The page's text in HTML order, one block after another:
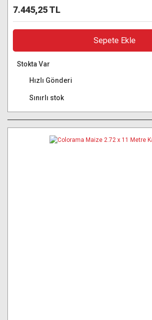
7.445,25 TL
Sepete Ekle
Stokta Var
Hızlı Gönderi
Sınırlı stok